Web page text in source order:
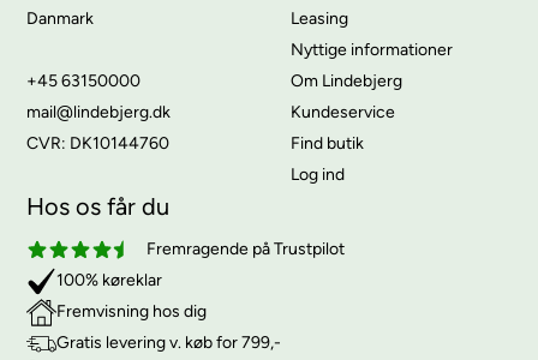
Danmark
+45 63150000
mail@lindebjerg.dk
CVR: DK10144760
Leasing
Nyttige informationer
Om Lindebjerg
Kundeservice
Find butik
Log ind
Hos os får du
Fremragende på Trustpilot
100% køreklar
Fremvisning hos dig
Gratis levering v. køb for 799,-